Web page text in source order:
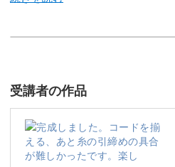
ソウタシエとは、天然石やビ
るように装飾するヨーロッパ
受講者の作品